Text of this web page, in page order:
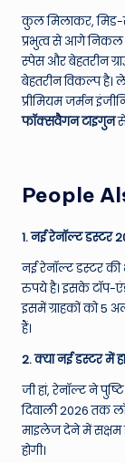
कुल मिलाकर, मिड-
प्रभुत्व से आगे निकल
स्पेस और बेहतरीन
बेहतरीन विकल्प है।
प्रीमियम जर्मन
फॉक्सवैगन टाइगुनसे
People
1. नई रेनॉल्ट डस्टर
नई रेनॉल्ट डस्टर
रुपये है। इसके टॉप-
इसमें ग्राहकों को
हैं।
2. क्या नई डस्टर में
जी हां, रेनॉल्ट ने
दिवाली 2026 तक
माइलेज देने में सक्षम
होगी।